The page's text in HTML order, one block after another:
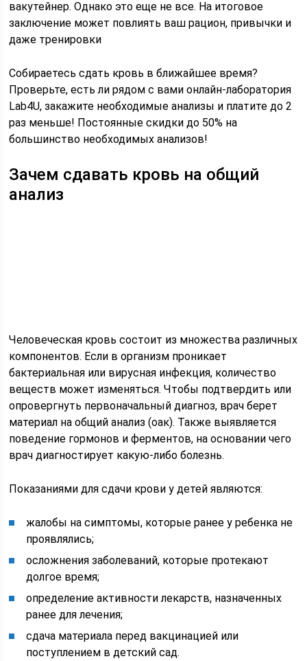
вакутейнер. Однако это еще не все. На итоговое
заключение может повлиять ваш рацион, привычки и
даже тренировки
Собираетесь сдать кровь в ближайшее время?
Проверьте, есть ли рядом с вами онлайн-лаборатория
Lab4U, закажите необходимые анализы и платите до 2
раз меньше! Постоянные скидки до 50% на
большинство необходимых анализов!
Зачем сдавать кровь на общий
анализ
Человеческая кровь состоит из множества различных
компонентов. Если в организм проникает
бактериальная или вирусная инфекция, количество
веществ может изменяться. Чтобы подтвердить или
опровергнуть первоначальный диагноз, врач берет
материал на общий анализ (оак). Также выявляется
поведение гормонов и ферментов, на основании чего
врач диагностирует какую-либо болезнь.
Показаниями для сдачи крови у детей являются:
жалобы на симптомы, которые ранее у ребенка не
проявлялись;
осложнения заболеваний, которые протекают
долгое время;
определение активности лекарств, назначенных
ранее для лечения;
сдача материала перед вакцинацией или
поступлением в детский сад.